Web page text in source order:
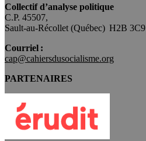
Collectif d’analyse politique
C.P. 45507,
Sault-au-Récollet (Québec) H2B 3C9
Courriel :
cap@cahiersdusocialisme.org
PARTENAIRES